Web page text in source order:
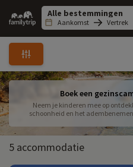
Family
trip
Aankomst Vertrek
Boek een
Neem je kinderen mee op
schoonheid en het
Corsica. Boek voor een
5 accommodatie